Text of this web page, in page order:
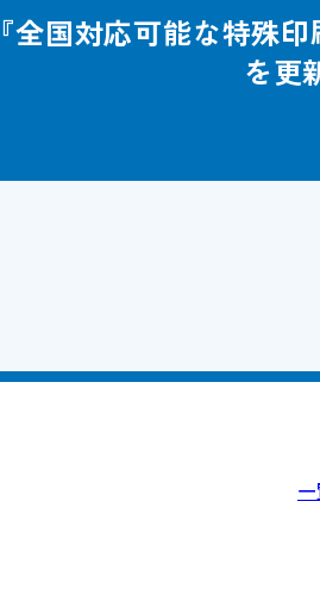
全国対応可能な特殊印
を更